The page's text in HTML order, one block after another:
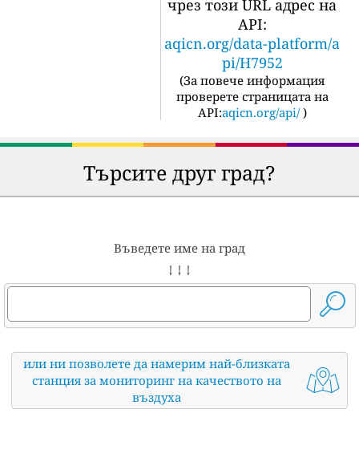
чрез този URL адрес на
API:
aqicn.org/data-platform/a
pi/H7952
(За повече информация
проверете страницата на
API:aqicn.org/api/ )
Търсите друг град?
Въведете име на град
↓ ↓ ↓
или ни позволете да намерим най-близката
станция за мониторинг на качеството на
въздуха